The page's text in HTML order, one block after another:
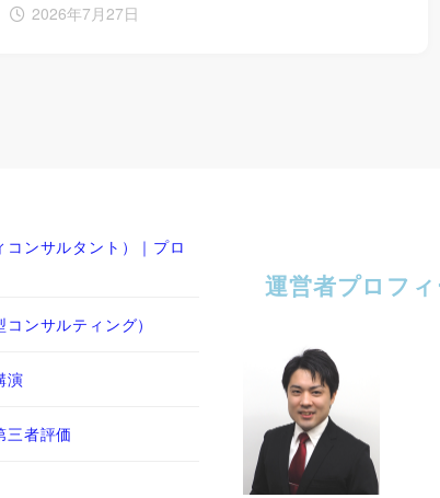
2026年7月27日
ンサルタント）｜プロ
ンサルティング）
演
三者評価
運営者プロフ